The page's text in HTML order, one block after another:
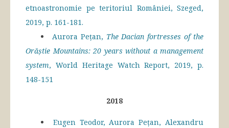
etnoastronomie pe teritoriul României, Szeged,
2019, p. 161-181.
Aurora Pețan, The Dacian fortresses of the
Orăștie Mountains: 20 years without a management
system, World Heritage Watch Report, 2019, p.
148-151
2018
Eugen Teodor, Aurora Pețan, Alexandru